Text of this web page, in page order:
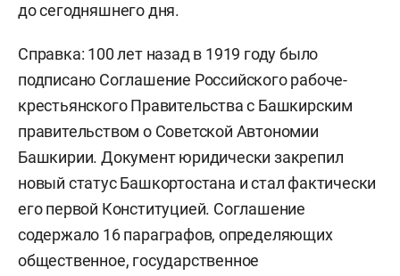
до сегодняшнего дня.
Справка: 100 лет назад в 1919 году было
подписано Соглашение Российского рабоче-
крестьянского Правительства с Башкирским
правительством о Советской Автономии
Башкирии. Документ юридически закрепил
новый статус Башкортостана и стал фактически
его первой Конституцией. Соглашение
содержало 16 параграфов, определяющих
общественное, государственное